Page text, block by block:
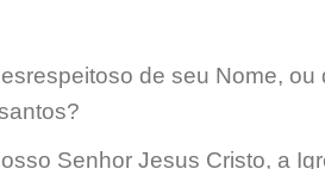
de seu Nome, ou
Senhor Jesus Cristo, a